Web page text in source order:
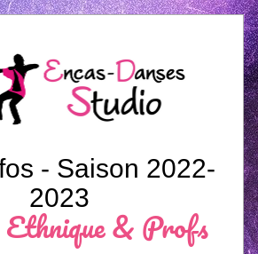
- Saison 2022-
2023
Ethnique & Profs